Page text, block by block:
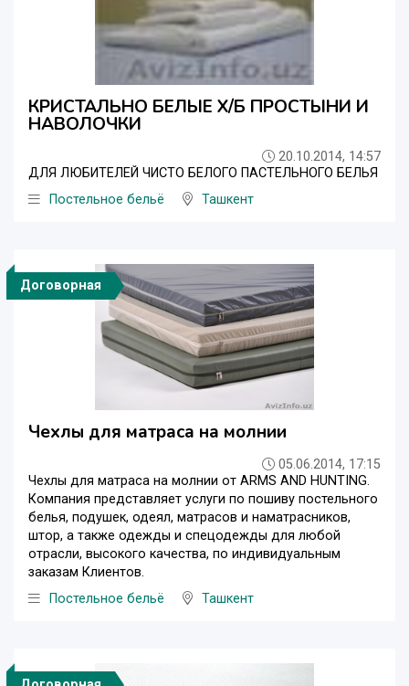
КРИСТАЛЬНО БЕЛЫЕ Х/Б ПРОСТЫНИ И
НАВОЛОЧКИ
20.10.2014, 14:57
ДЛЯ ЛЮБИТЕЛЕЙ ЧИСТО БЕЛОГО ПАСТЕЛЬНОГО БЕЛЬЯ
Постельное бельё
Ташкент
Договорная
Чехлы для матраса на молнии
05.06.2014, 17:15
Чехлы для матраса на молнии от ARMS AND HUNTING.
Компания представляет услуги по пошиву постельного
белья, подушек, одеял, матрасов и наматрасников,
штор, а также одежды и спецодежды для любой
отрасли, высокого качества, по индивидуальным
заказам Клиентов.
Постельное бельё
Ташкент